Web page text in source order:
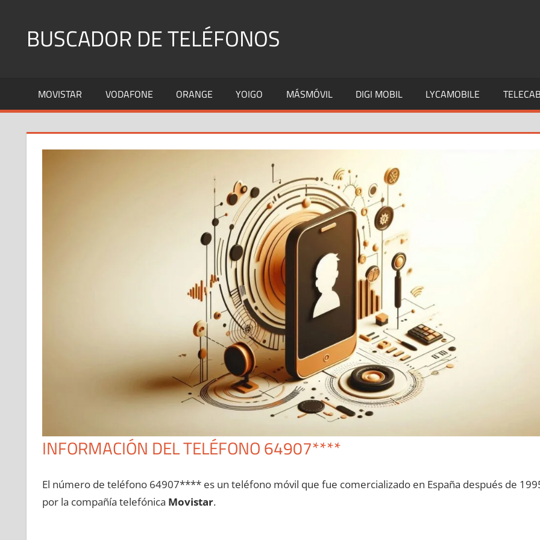
contenidoBUSCADOR DE TELÉFONOS
Fijos
y
MOVISTAR VODAFONE ORANGE YOIGO MÁSMÓVIL DIGI MOBIL LYCAMOBILE
INFORMACIÓN DEL TELÉFONO 64907****
El número dе teléfono 64907**** es un teléfono móvil quе fue comercializado en España después dе
pοr la compañía telefónica Movistar.